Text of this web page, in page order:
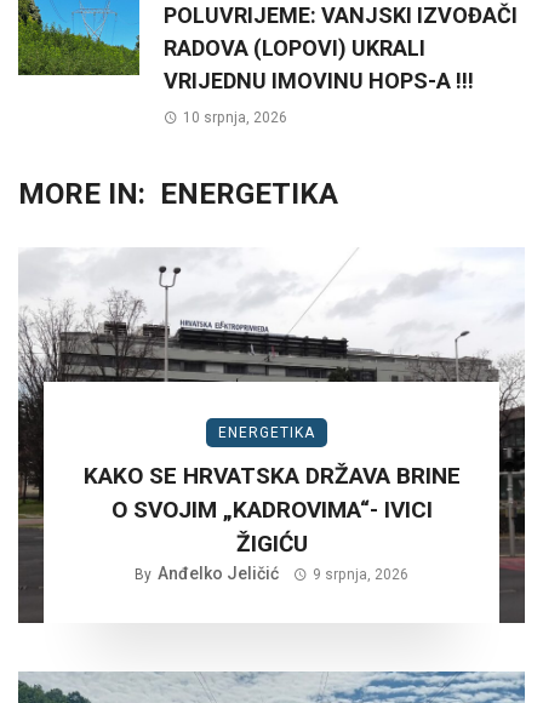
POLUVRIJEME: VANJSKI IZVOĐAČI
RADOVA (LOPOVI) UKRALI
VRIJEDNU IMOVINU HOPS-A !!!
10 srpnja, 2026
MORE IN: ENERGETIKA
ENERGETIKA
KAKO SE HRVATSKA DRŽAVA BRINE
O SVOJIM „KADROVIMA“- IVICI
ŽIGIĆU
By Anđelko Jeličić 9 srpnja, 2026